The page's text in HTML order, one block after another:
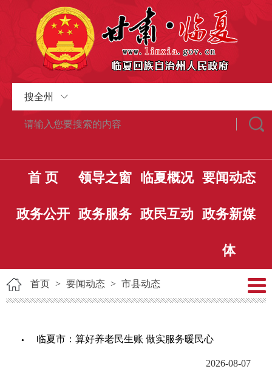
搜全州
首 页 领导之窗 临夏概况 要闻动态
政务公开 政务服务 政民互动 政务新媒
体
首页 > 要闻动态 > 市县动态
临夏市：算好养老民生账 做实服务暖民心
2026-08-07